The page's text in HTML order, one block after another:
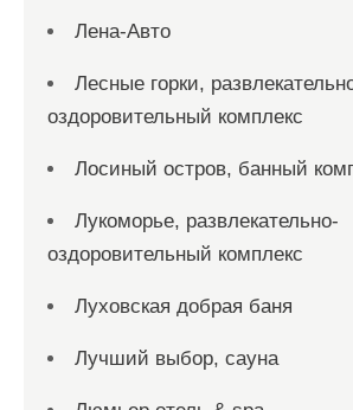
Лена-Авто
Лесные горки,
оздоровительный комплекс
Лосиный остров, банный
Лукоморье, развлекательно-
оздоровительный комплекс
Луховская добрая баня
Лучший выбор, сауна